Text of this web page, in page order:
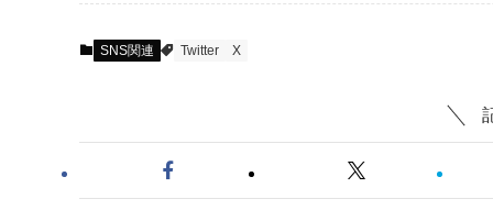
SNS関連 Twitter X